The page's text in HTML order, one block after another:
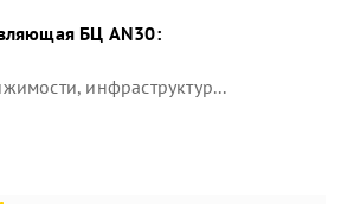
БЦ AN30:
инфраструктур...